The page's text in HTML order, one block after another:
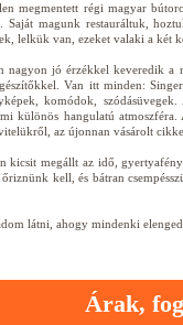
megmentett régi magyar
Saját magunk restauráltuk,
lelkük van, ezeket valaki a két
nagyon jó érzékkel keveredik
Van itt minden:
komódok,
különös hangulatú
az újonnan vásárolt
kicsit megállt az idő,
kell, és bátran
látni, ahogy mindenki
Árak,